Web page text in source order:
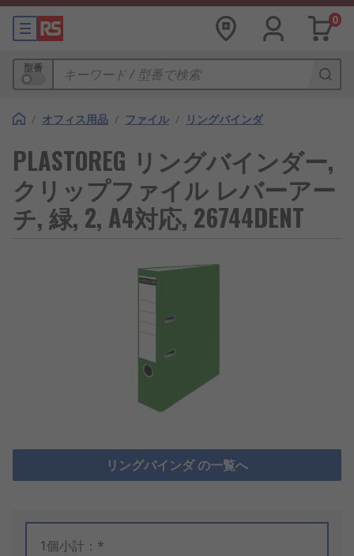
0
型番
/ オフィス用品 / ファイル / リングバインダ
PLASTOREG リングバインダー,
クリップファイル レバーアー
チ, 緑, 2, A4対応, 26744DENT
リングバインダ の一覧へ
1個小計：*